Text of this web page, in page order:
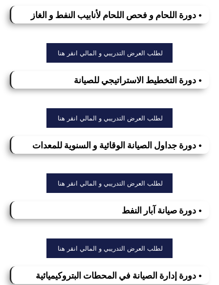
• دورة اللحام و فحص اللحام لأنابيب النفط و الغاز
لطلب العرض التدريبي و المالي انقر هنا
• دورة التخطيط الاستراتيجي للصيانة
لطلب العرض التدريبي و المالي انقر هنا
• دورة جداول الصيانة الوقائية و السنوية للمعدات
لطلب العرض التدريبي و المالي انقر هنا
• دورة صيانة آبار النفط
لطلب العرض التدريبي و المالي انقر هنا
• دورة إدارة الصيانة في المحطات البتروكيميائية